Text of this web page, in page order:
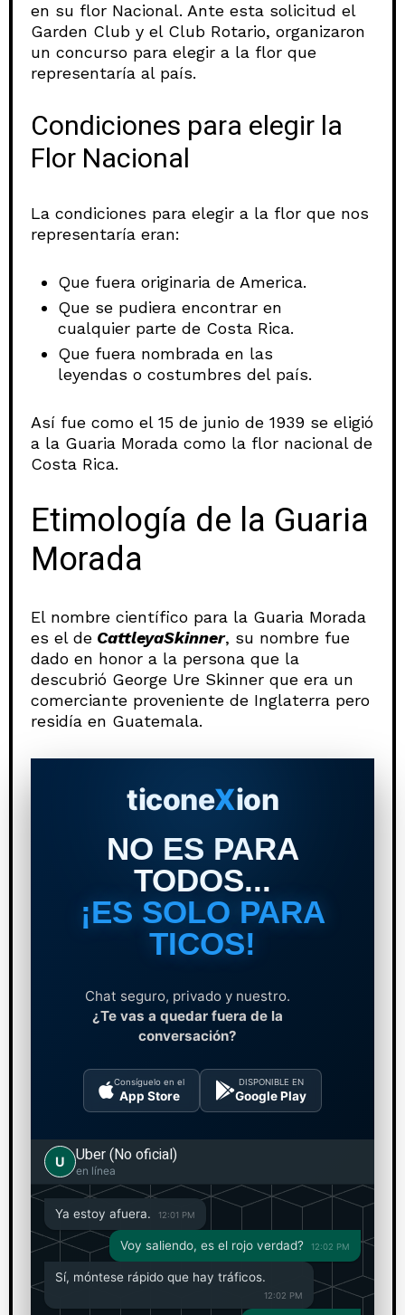
en su flor Nacional. Ante esta solicitud el
Garden Club y el Club Rotario, organizaron
un concurso para elegir a la flor que
representaría al país.
Condiciones para elegir la
Flor Nacional
La condiciones para elegir a la flor que nos
representaría eran:
Que fuera originaria de America.
Que se pudiera encontrar en
cualquier parte de Costa Rica.
Que fuera nombrada en las
leyendas o costumbres del país.
Así fue como el 15 de junio de 1939 se eligió
a la Guaria Morada como la flor nacional de
Costa Rica.
Etimología de la Guaria
Morada
El nombre científico para la Guaria Morada
es el de CattleyaSkinner, su nombre fue
dado en honor a la persona que la
descubrió George Ure Skinner que era un
comerciante proveniente de Inglaterra pero
residía en Guatemala.
ticoneXion
NO ES PARA
TODOS...
¡ES SOLO PARA
TICOS!
Chat seguro, privado y nuestro.
¿Te vas a quedar fuera de la
conversación?
Consíguelo en el
App Store
DISPONIBLE EN
Google Play
U Uber (No oficial)
en línea
Ya estoy afuera. 12:01 PM
Voy saliendo, es el rojo verdad? 12:02 PM
Sí, móntese rápido que hay tráficos.
12:02 PM